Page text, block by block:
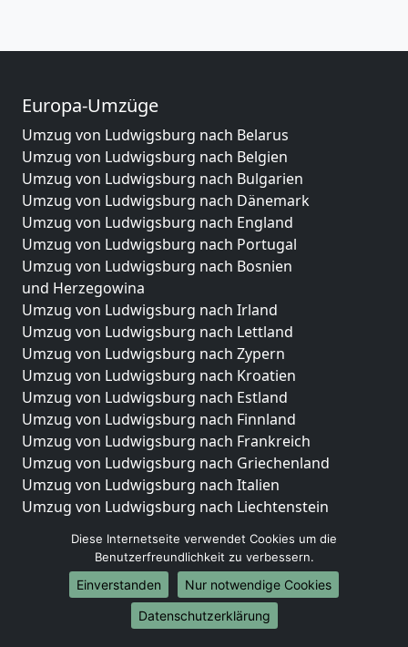
Europa-Umzüge
Umzug von Ludwigsburg nach Belarus
Umzug von Ludwigsburg nach Belgien
Umzug von Ludwigsburg nach Bulgarien
Umzug von Ludwigsburg nach Dänemark
Umzug von Ludwigsburg nach England
Umzug von Ludwigsburg nach Portugal
Umzug von Ludwigsburg nach Bosnien
und Herzegowina
Umzug von Ludwigsburg nach Irland
Umzug von Ludwigsburg nach Lettland
Umzug von Ludwigsburg nach Zypern
Umzug von Ludwigsburg nach Kroatien
Umzug von Ludwigsburg nach Estland
Umzug von Ludwigsburg nach Finnland
Umzug von Ludwigsburg nach Frankreich
Umzug von Ludwigsburg nach Griechenland
Umzug von Ludwigsburg nach Italien
Umzug von Ludwigsburg nach Liechtenstein
Umzug von Ludwigsburg nach Niederlande
Umzug von Ludwigsburg nach Norwegen
Umzüge-Deutschlandweit
Diese Internetseite verwendet Cookies um die
Benutzerfreundlichkeit zu verbessern.
Einverstanden
Nur notwendige Cookies
Datenschutzerklärung